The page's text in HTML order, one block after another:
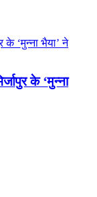
के ‘मुन्ना